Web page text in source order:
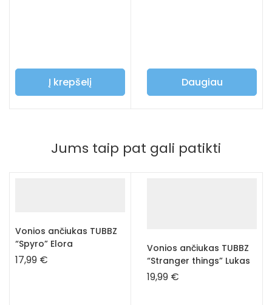
Į krepšelį Daugiau
Jums taip pat gali patikti
Vonios ančiukas TUBBZ
“Spyro” Elora
17,99 €
Vonios ančiukas TUBBZ
“Stranger things” Lukas
19,99 €